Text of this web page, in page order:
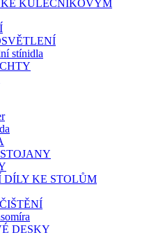
KE KULEČNÍKOVÝM
stínidla
KE STOLŮM
DESKY